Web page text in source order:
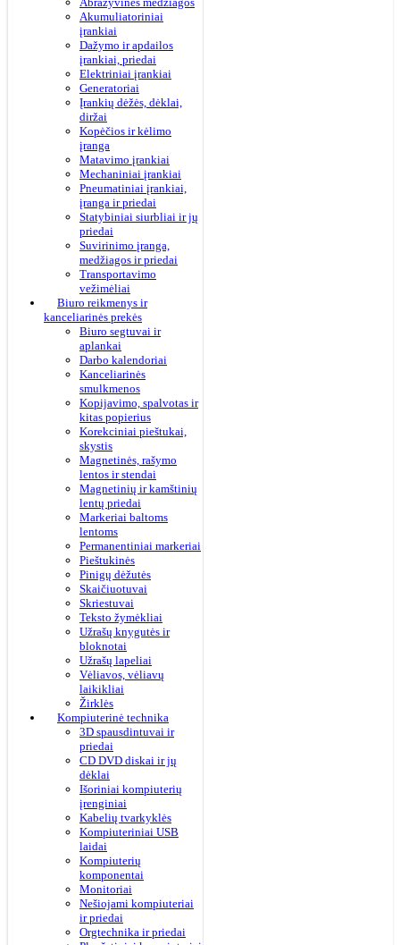
Akumuliatoriniai
įrankiai
Dažymo ir apdailos
įrankiai, priedai
Elektriniai įrankiai
Generatoriai
Įrankių dėžės, dėklai,
diržai
Kopėčios ir kėlimo
įranga
Matavimo įrankiai
Mechaniniai įrankiai
Pneumatiniai įrankiai,
įranga ir priedai
Statybiniai siurbliai ir jų
priedai
Suvirinimo įranga,
medžiagos ir priedai
Transportavimo
vežimėliai
Biuro reikmenys ir
kanceliarinės prekės
Biuro segtuvai ir
aplankai
Darbo kalendoriai
Kanceliarinės
smulkmenos
Kopijavimo, spalvotas ir
kitas popierius
Korekciniai pieštukai,
skystis
Magnetinės, rašymo
lentos ir stendai
Magnetinių ir kamštinių
lentų priedai
Markeriai baltoms
lentoms
Permanentiniai markeriai
Pieštukinės
Pinigų dėžutės
Skaičiuotuvai
Skriestuvai
Teksto žymėkliai
Užrašų knygutės ir
bloknotai
Užrašų lapeliai
Vėliavos, vėliavų
laikikliai
Žirklės
Kompiuterinė technika
3D spausdintuvai ir
priedai
CD DVD diskai ir jų
dėklai
Išoriniai kompiuterių
įrenginiai
Kabelių tvarkyklės
Kompiuteriniai USB
laidai
Kompiuterių
komponentai
Monitoriai
Nešiojami kompiuteriai
ir priedai
Orgtechnika ir priedai